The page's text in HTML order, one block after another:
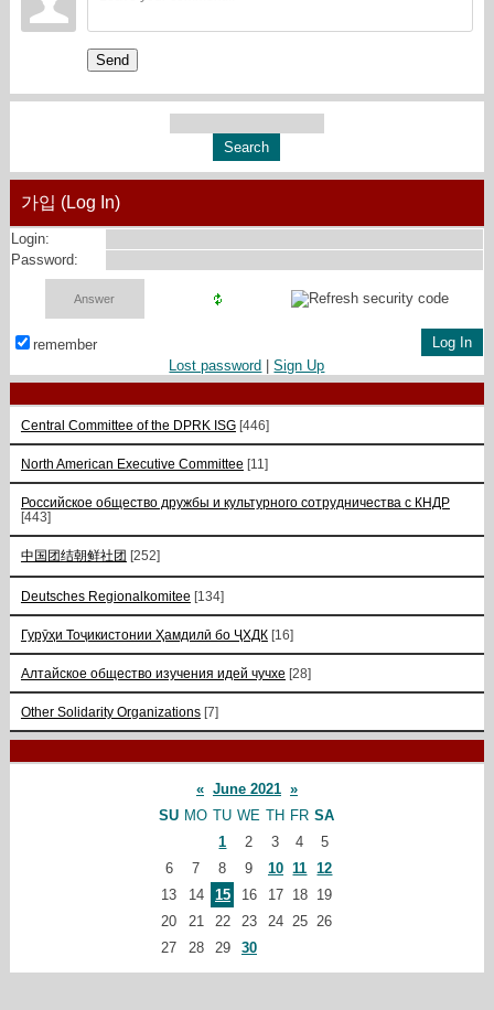
Send
가입 (Log In)
Login:
Password:
remember
Lost password |Sign Up
Central Committee of the DPRK ISG [446]
North American Executive Committee [11]
Российское общество дружбы и культурного сотрудничества с КНДР
[443]
中国团结朝鲜社团 [252]
Deutsches Regionalkomitee [134]
Гурӯҳи Тоҷикистонии Ҳамдилӣ бо ҶХДК [16]
Алтайское общество изучения идей чучхе [28]
Other Solidarity Organizations [7]
« June 2021 »
SU MO TU WE TH FR SA
1
2 3 4
5
6
7 8 9 10 11
12
13
14 15 16 17 18
19
20
21 22 23 24 25 26
27
28 29 30